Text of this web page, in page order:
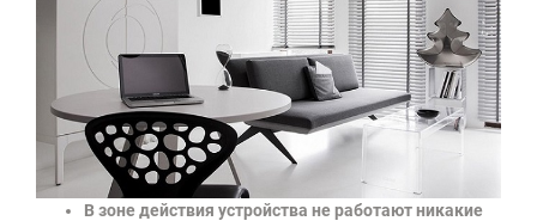
В зоне действия устройства не работают никакие